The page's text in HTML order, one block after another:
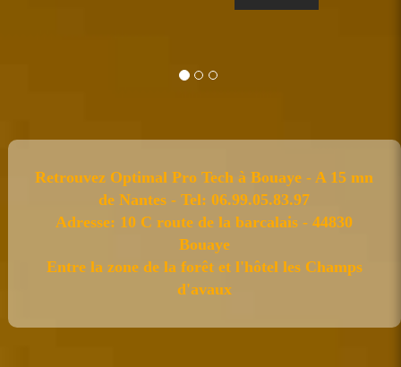
Retrouvez Optimal Pro Tech à Bouaye - A 15 mn
de Nantes - Tel: 06.99.05.83.97
Adresse: 10 C route de la barcalais - 44830
Bouaye
Entre la zone de la forêt et l'hôtel les Champs
d'avaux